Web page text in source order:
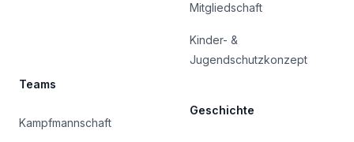
Teams
Kampfmannschaft
Mitgliedschaft
Kinder- &
Jugendschutzkonzept
Geschichte